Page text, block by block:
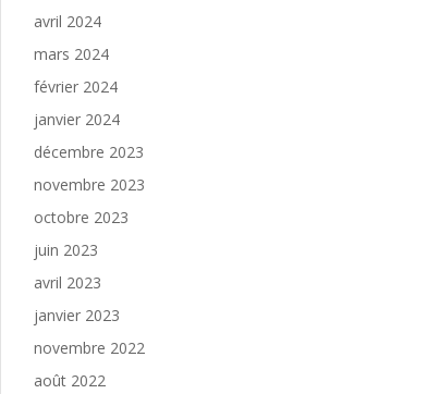
avril 2024
mars 2024
février 2024
janvier 2024
décembre 2023
novembre 2023
octobre 2023
juin 2023
avril 2023
janvier 2023
novembre 2022
août 2022